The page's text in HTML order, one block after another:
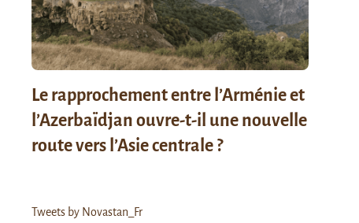
Le rapprochement entre l’Arménie et
l’Azerbaïdjan ouvre-t-il une nouvelle
route vers l’Asie centrale ?
Tweets by Novastan_Fr